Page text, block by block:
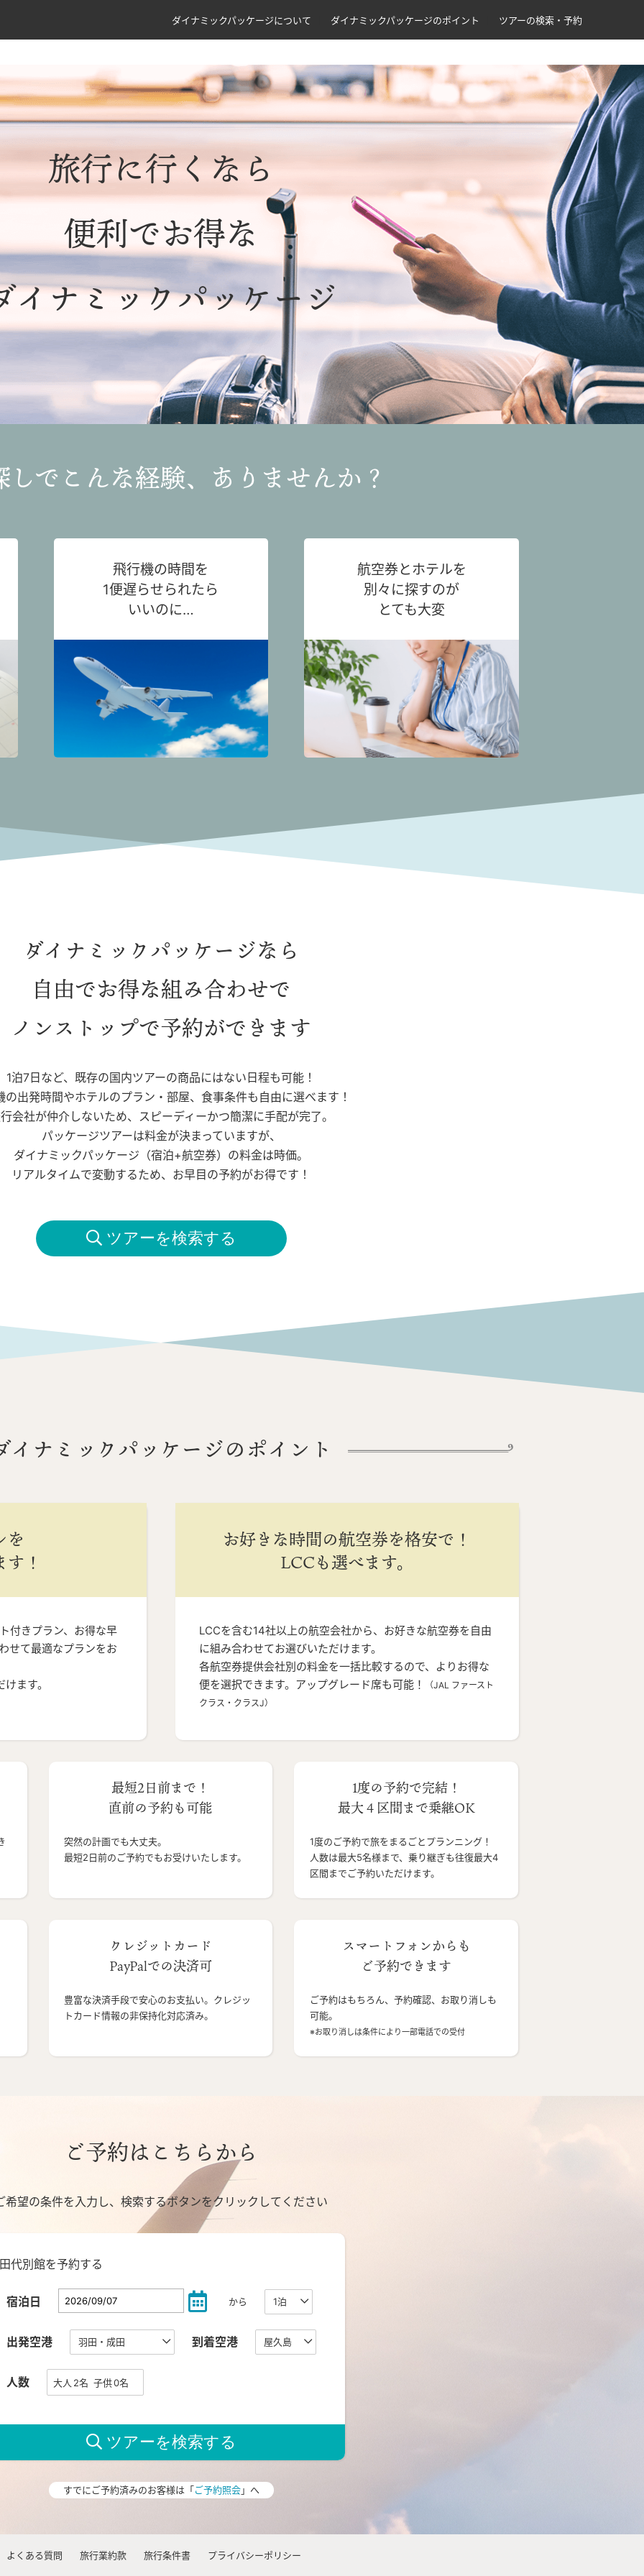
ダイナミックパッケージについて ダイナミックパッケージのポイント ツアーの検索・予約
旅行に行くなら
便利でお得な
イナミックパッケージ
しでこんな経験、ありませんか？
飛行機の時間を
1便遅らせられたら
いいのに…
航空券とホテルを
別々に探すのが
とても大変
ダイナミックパッケージなら
自由でお得な組み合わせで
ノンストップで予約ができます
1泊7日など、既存の国内ツアーの商品にはない日程も可能！
の出発時間やホテルのプラン・部屋、食事条件も自由に選べます！
会社が仲介しないため、スピーディーかつ簡潔に手配が完了。
パッケージツアーは料金が決まっていますが、
ダイナミックパッケージ（宿泊+航空券）の料金は時価。
リアルタイムで変動するため、お早目の予約がお得です！
 ツアーを検索する
イナミックパッケージのポイント
を
！
付きプラン、お得な早
せて最適なプランをお
ます。
お好きな時間の航空券を格安で！
LCCも選べます。
LCCを含む14社以上の航空会社から、お好きな航空券を自由
に組み合わせてお選びいただけます。
各航空券提供会社別の料金を一括比較するので、よりお得な
便を選択できます。アップグレード席も可能！
（JAL ファースト
クラス・クラスJ）
最短2日前まで！
直前の予約も可能
突然の計画でも大丈夫。
最短2日前のご予約でもお受けいたします。
1度の予約で完結！
最大４区間まで乗継OK
1度のご予約で旅をまるごとプランニング！
人数は最大5名様まで、乗り継ぎも往復最大4
区間までご予約いただけます。
クレジットカード
PayPalでの決済可
豊富な決済手段で安心のお支払い。クレジッ
トカード情報の非保持化対応済み。
スマートフォンからも
ご予約できます
ご予約はもちろん、予約確認、お取り消しも
可能。
※お取り消しは条件により一部電話での受付
ご予約はこちらから
希望の条件を入力し、検索するボタンをクリックしてください
代別館を予約する
宿泊日 から
出発空港 到着空港
人数
すでにご予約済みのお客様は「ご予約照会」へ
よくある質問 旅行業約款 旅行条件書 プライバシーポリシー